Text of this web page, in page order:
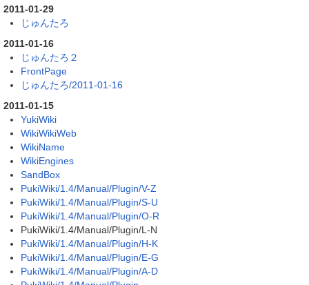
2011-01-29
じゅんたろ
2011-01-16
じゅんたろ２
FrontPage
じゅんたろ/2011-01-16
2011-01-15
YukiWiki
WikiWikiWeb
WikiName
WikiEngines
SandBox
PukiWiki/1.4/Manual/Plugin/V-Z
PukiWiki/1.4/Manual/Plugin/S-U
PukiWiki/1.4/Manual/Plugin/O-R
PukiWiki/1.4/Manual/Plugin/L-N
PukiWiki/1.4/Manual/Plugin/H-K
PukiWiki/1.4/Manual/Plugin/E-G
PukiWiki/1.4/Manual/Plugin/A-D